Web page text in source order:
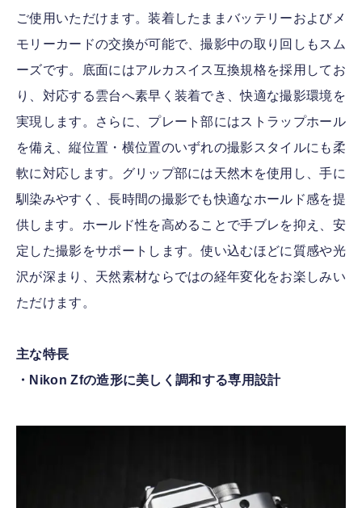
ご使用いただけます。装着したままバッテリーおよびメ
モリーカードの交換が可能で、撮影中の取り回しもスム
ーズです。底面にはアルカスイス互換規格を採用してお
り、対応する雲台へ素早く装着でき、快適な撮影環境を
実現します。さらに、プレート部にはストラップホール
を備え、縦位置・横位置のいずれの撮影スタイルにも柔
軟に対応します。グリップ部には天然木を使用し、手に
馴染みやすく、長時間の撮影でも快適なホールド感を提
供します。ホールド性を高めることで手ブレを抑え、安
定した撮影をサポートします。使い込むほどに質感や光
沢が深まり、天然素材ならではの経年変化をお楽しみい
ただけます。
主な特長
・Nikon Zfの造形に美しく調和する専用設計